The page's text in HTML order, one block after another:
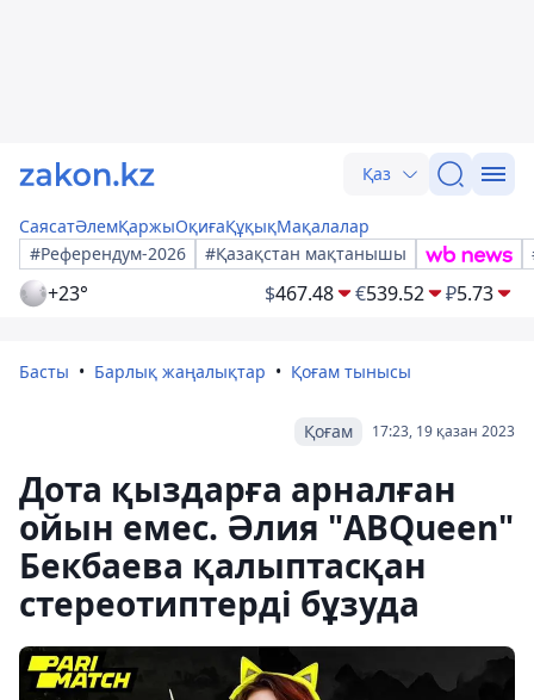
Қаз
СаясатӘлемҚаржыОқиғаҚұқықМақалалар
#Референдум-2026
#Қазақстан мақтанышы
+23° $467.48 €539.52 ₽5.73
Басты Барлық жаңалықтар Қоғам тынысы
17:23, 19 қазан 2023
Қоғам
Дота қыздарға арналған
ойын емес. Әлия "ABQueen"
Бекбаева қалыптасқан
стереотиптерді бұзуда